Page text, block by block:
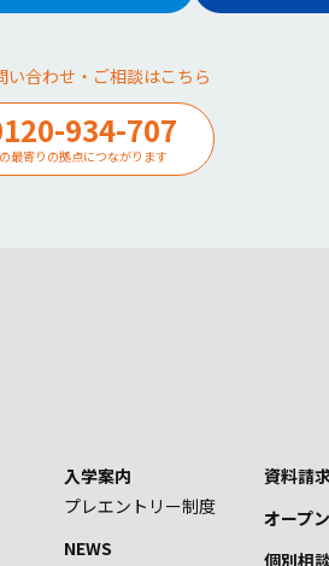
い合わせ・ご相談はこちら
934-707
最寄りの拠点につながります
入学案内
プレエントリー制度
NEWS
資料請
オープ
個別相